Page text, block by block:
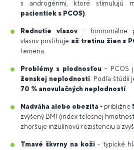
s androgénmi, ktoré stimulujú
pacientiek s PCOS).
Rednutie vlasov- hormonálne
vlasov postihuje až tretinu žien s
temena.
Problémy s plodnosťou - PCOS
ženskej neplodnosti. Podľa štúdií
70 % anovulačných neplodností.
Nadváha alebo obezita - približne
zvýšený BMI (index telesnej
zhoršuje inzulínovú rezistenciu a
Tmavé škvrny na koži- typické